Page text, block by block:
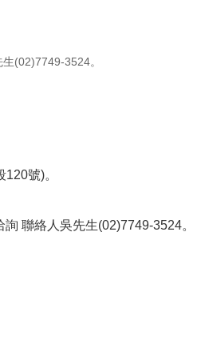
(02)7749-3524。
120號)。
聯絡人吳先生(02)7749-3524。